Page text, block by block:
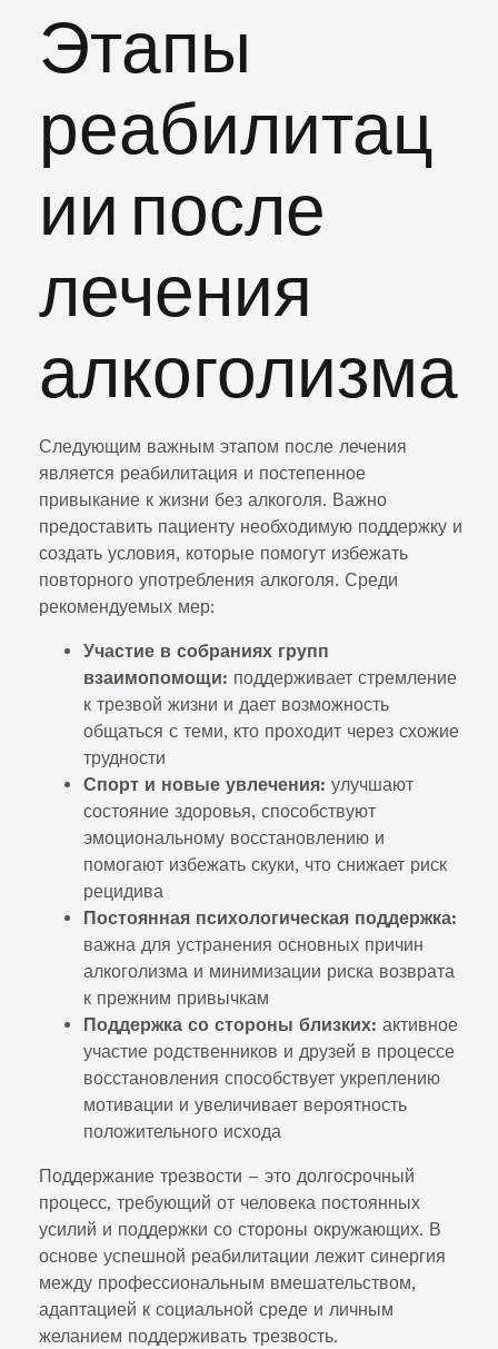
Этапы
реабилитац
ии после
лечения
алкоголизма
Следующим важным этапом после лечения
является реабилитация и постепенное
привыкание к жизни без алкоголя. Важно
предоставить пациенту необходимую поддержку и
создать условия, которые помогут избежать
повторного употребления алкоголя. Среди
рекомендуемых мер:
Участие в собраниях групп
взаимопомощи: поддерживает стремление
к трезвой жизни и дает возможность
общаться с теми, кто проходит через схожие
трудности
Спорт и новые увлечения: улучшают
состояние здоровья, способствуют
эмоциональному восстановлению и
помогают избежать скуки, что снижает риск
рецидива
Постоянная психологическая поддержка:
важна для устранения основных причин
алкоголизма и минимизации риска возврата
к прежним привычкам
Поддержка со стороны близких: активное
участие родственников и друзей в процессе
восстановления способствует укреплению
мотивации и увеличивает вероятность
положительного исхода
Поддержание трезвости – это долгосрочный
процесс, требующий от человека постоянных
усилий и поддержки со стороны окружающих. В
основе успешной реабилитации лежит синергия
между профессиональным вмешательством,
адаптацией к социальной среде и личным
желанием поддерживать трезвость.